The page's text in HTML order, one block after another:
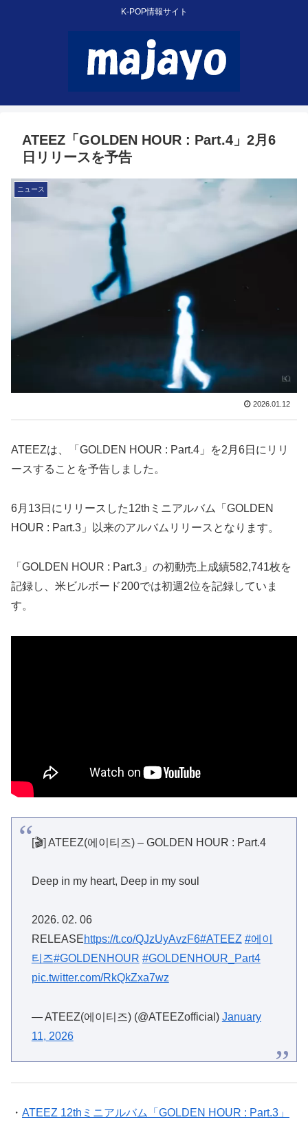
K-POP情報サイト
ATEEZ「GOLDEN HOUR : Part.4」2月6
日リリースを予告
ニュース
2026.01.12
ATEEZは、「GOLDEN HOUR : Part.4」を2月6日にリリ
ースすることを予告しました。
6月13日にリリースした12thミニアルバム「GOLDEN
HOUR : Part.3」以来のアルバムリリースとなります。
「GOLDEN HOUR : Part.3」の初動売上成績582,741枚を
記録し、米ビルボード200では初週2位を記録していま
す。
[🎬] ATEEZ(에이티즈) – GOLDEN HOUR : Part.4
Deep in my heart, Deep in my soul
2026. 02. 06
RELEASEhttps://t.co/QJzUyAvzF6#ATEEZ #에이
티즈#GOLDENHOUR #GOLDENHOUR_Part4
pic.twitter.com/RkQkZxa7wz
— ATEEZ(에이티즈) (@ATEEZofficial) January
11, 2026
・ ATEEZ 12thミニアルバム「GOLDEN HOUR : Part.3」